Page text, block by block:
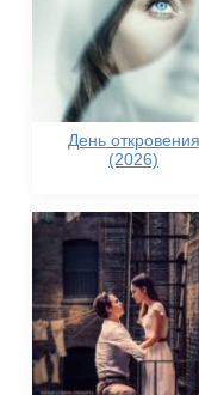
День откровения
(2026)